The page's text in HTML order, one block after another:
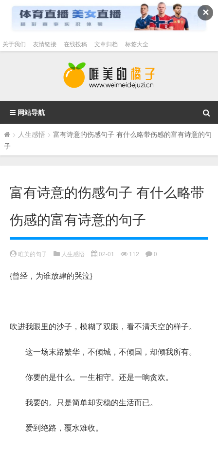
✕
关于我们 友情链接 在线投稿 文章归档 标签大全
网站导航
> 人生感悟 > 富有诗意的伤感句子 有什么略带伤感的富有诗意的句
子
富有诗意的伤感句子 有什么略带
伤感的富有诗意的句子
唯美的句子 人生感悟 02-01 112 0
{曾经，为谁放肆的哭泣}
吹进我眼里的沙子，模糊了双眼，看不清天空的样子。
这一场末路繁华，不倾城，不倾国，却倾我所有。
你要的是什么。一生相守。还是一晌贪欢。
我要的。只是简单却安稳的生活而已。
爱到绝路，覆水难收。